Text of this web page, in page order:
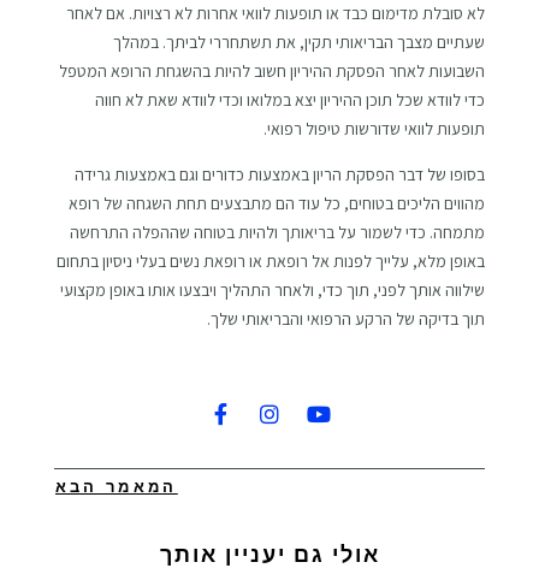
לא סובלת מדימום כבד או תופעות לוואי אחרות לא רצויות. אם לאחר
שעתיים מצבך הבריאותי תקין, את תשתחררי לביתך. במהלך
השבועות לאחר הפסקת ההיריון חשוב להיות בהשגחת הרופא המטפל
כדי לוודא שכל תוכן ההיריון יצא במלואו וכדי לוודא שאת לא חווה
תופעות לוואי שדורשות טיפול רפואי.
בסופו של דבר הפסקת הריון באמצעות כדורים וגם באמצעות גרידה
מהווים הליכים בטוחים, כל עוד הם מתבצעים תחת השגחה של רופא
מתמחה. כדי לשמור על בריאותך ולהיות בטוחה שההפלה התרחשה
באופן מלא, עלייך לפנות אל רופאת או רופאת נשים בעלי ניסיון בתחום
שילווה אותך לפני, תוך כדי, ולאחר התהליך ויבצעו אותו באופן מקצועי
תוך בדיקה של הרקע הרפואי והבריאותי שלך.
המאמר הבא
אולי גם יעניין אותך